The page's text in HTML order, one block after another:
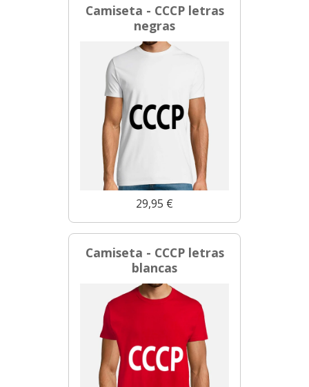
Camiseta - CCCP letras
negras
29,95 €
Camiseta - CCCP letras
blancas